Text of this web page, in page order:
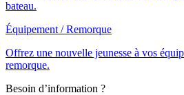
bateau.
Équipement / Remorque
Offrez une nouvelle jeunesse à vos
remorque.
Besoin d’information ?